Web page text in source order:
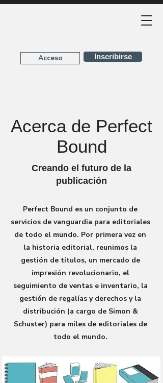
Acceso Inscribirse
Acerca de Perfect
Bound
Creando el futuro de la
publicación
Perfect Bound es un conjunto de
servicios de vanguardia para editoriales
de todo el mundo. Por primera vez en
la historia editorial, reunimos la
gestión de títulos, un mercado de
impresión revolucionario, el
seguimiento de ventas e inventario, la
gestión de regalías y derechos y la
distribución (a cargo de Simon &
Schuster) para miles de editoriales de
todo el mundo.